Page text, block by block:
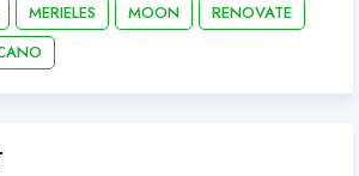
MERIELES MOON
RENOVATE